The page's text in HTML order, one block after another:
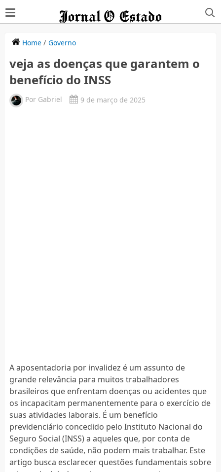
Home/ Governo
veja as doenças que garantem o
benefício do INSS
Por Gabriel 9 de março de 2025
A aposentadoria por invalidez é um assunto de
grande relevância para muitos trabalhadores
brasileiros que enfrentam doenças ou acidentes que
os incapacitam permanentemente para o exercício de
suas atividades laborais. É um benefício
previdenciário concedido pelo Instituto Nacional do
Seguro Social (INSS) a aqueles que, por conta de
condições de saúde, não podem mais trabalhar. Este
artigo busca esclarecer questões fundamentais sobre